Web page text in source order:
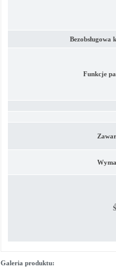
Funkcje
Galeria produktu: